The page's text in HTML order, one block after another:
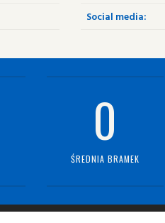
Social media:
0
ŚREDNIA BRAMEK